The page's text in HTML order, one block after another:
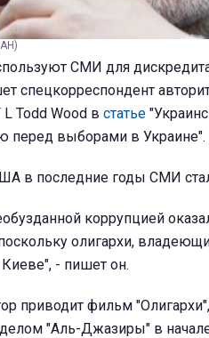
СМИ для
спецкорреспондент
Todd Wood в статье
перед выборами в Украине".
в последние годы СМИ
коррупцией
олигархи,
- пишет он.
приводит фильм
"Аль-Джазиры" в